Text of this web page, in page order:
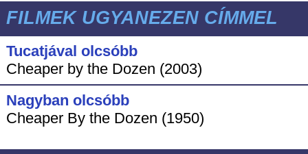
FILMEK UGYANEZEN CÍMMEL
Tucatjával olcsóbb
Cheaper by the Dozen (2003)
Nagyban olcsóbb
Cheaper By the Dozen (1950)